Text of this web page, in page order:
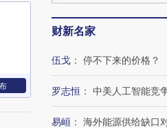
财新名家
伍戈 ： 停不下来的价格？
罗志恒 ： 中美人工智能竞
易峘 ： 海外能源供给缺口